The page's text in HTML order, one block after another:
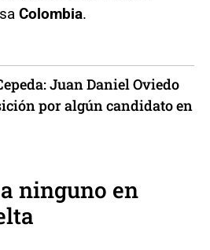
Colombia.
Juan Daniel Oviedo
por algún candidato en
ninguno en